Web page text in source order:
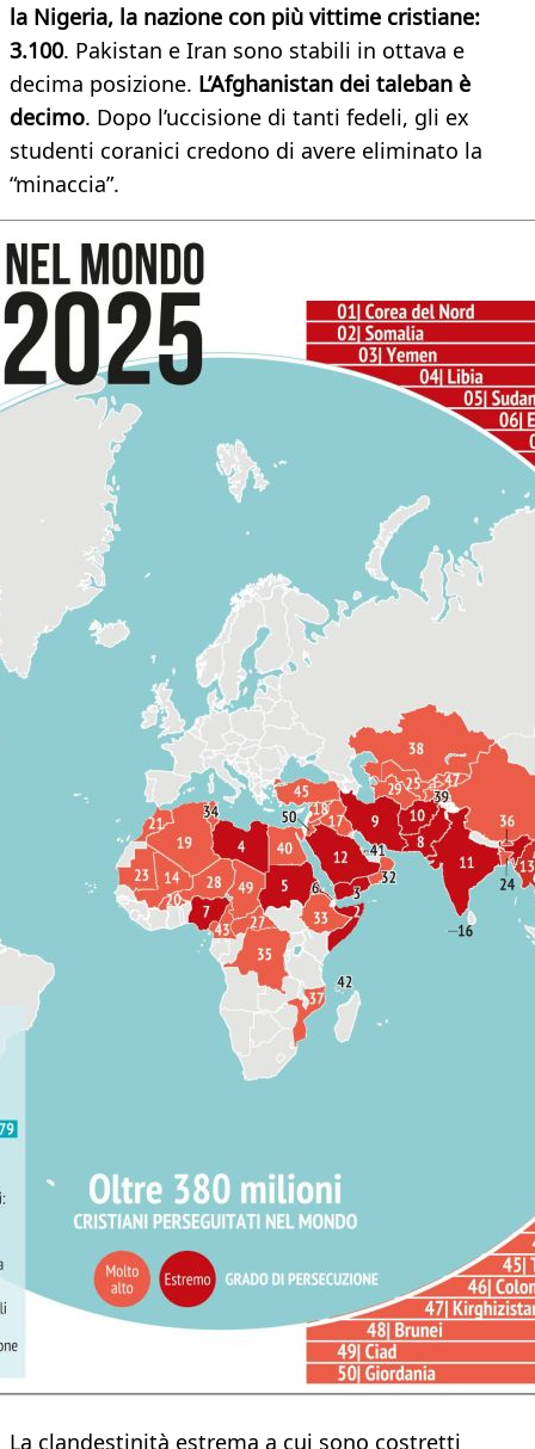
la Nigeria, la nazione con più vittime cristiane:
3.100. Pakistan e Iran sono stabili in ottava e
decima posizione. L’Afghanistan dei taleban è
decimo. Dopo l’uccisione di tanti fedeli, gli ex
studenti coranici credono di avere eliminato la
“minaccia”.
La clandestinità estrema a cui sono costretti